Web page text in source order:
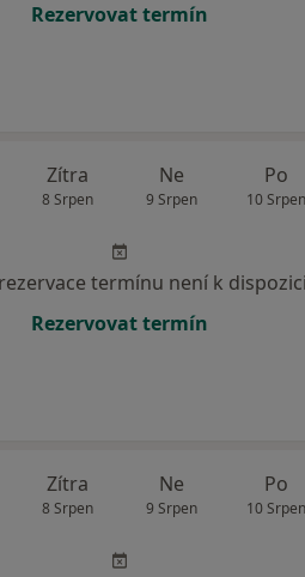
Rezervovat termín
Zítra
8 Srpen
Ne
9 Srpen
Po
10 Srpen
termínu není k dispozici
Rezervovat termín
Zítra
8 Srpen
Ne
9 Srpen
Po
10 Srpen